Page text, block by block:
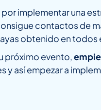
implementar una
contactos de
obtenido en
próximo evento,
y así empezar a